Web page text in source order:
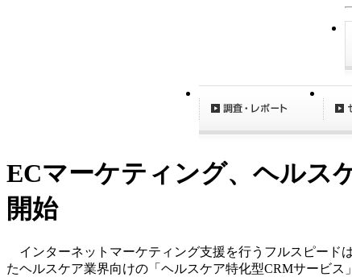
ECマーケティング、ヘルス
開始
インターネットマーケティング支援を行うフルスピード
たヘルスケア業界向けの「ヘルスケア特化型CRMサービ